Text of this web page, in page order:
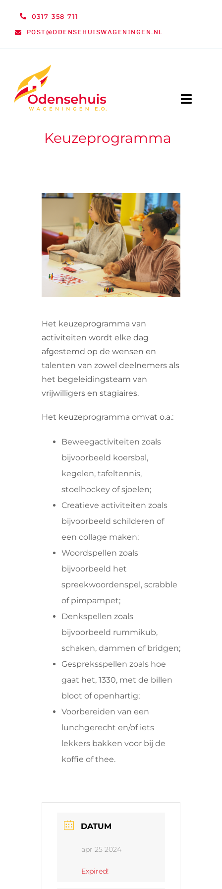
0317 358 711
POST@ODENSEHUISWAGENINGEN.NL
Toggle
WELKOM
VRIJWILLIGERS & STAGIAIRES
Keuzeprogramma
Het keuzeprogramma van
activiteiten wordt elke dag
afgestemd op de wensen en
talenten van zowel deelnemers als
het begeleidingsteam van
vrijwilligers en stagiaires.
Het keuzeprogramma omvat o.a.:
Beweegactiviteiten zoals
bijvoorbeeld koersbal,
kegelen, tafeltennis,
stoelhockey of sjoelen;
Creatieve activiteiten zoals
bijvoorbeeld schilderen of
een collage maken;
Woordspellen zoals
bijvoorbeeld het
spreekwoordenspel, scrabble
of pimpampet;
Denkspellen zoals
bijvoorbeeld rummikub,
schaken, dammen of bridgen;
Gespreksspellen zoals hoe
gaat het, 1330, met de billen
bloot of openhartig;
Voorbereiden van een
lunchgerecht en/of iets
lekkers bakken voor bij de
koffie of thee.
DATUM
apr 25 2024
Expired!